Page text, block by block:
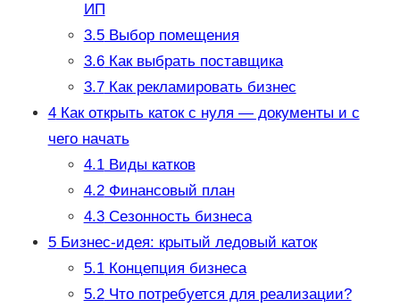
ИП
3.5Выбор помещения
3.6Как выбрать поставщика
3.7Как рекламировать бизнес
4Как открыть каток с нуля — документы и с
чего начать
4.1Виды катков
4.2Финансовый план
4.3Сезонность бизнеса
5Бизнес-идея: крытый ледовый каток
5.1Концепция бизнеса
5.2Что потребуется для реализации?